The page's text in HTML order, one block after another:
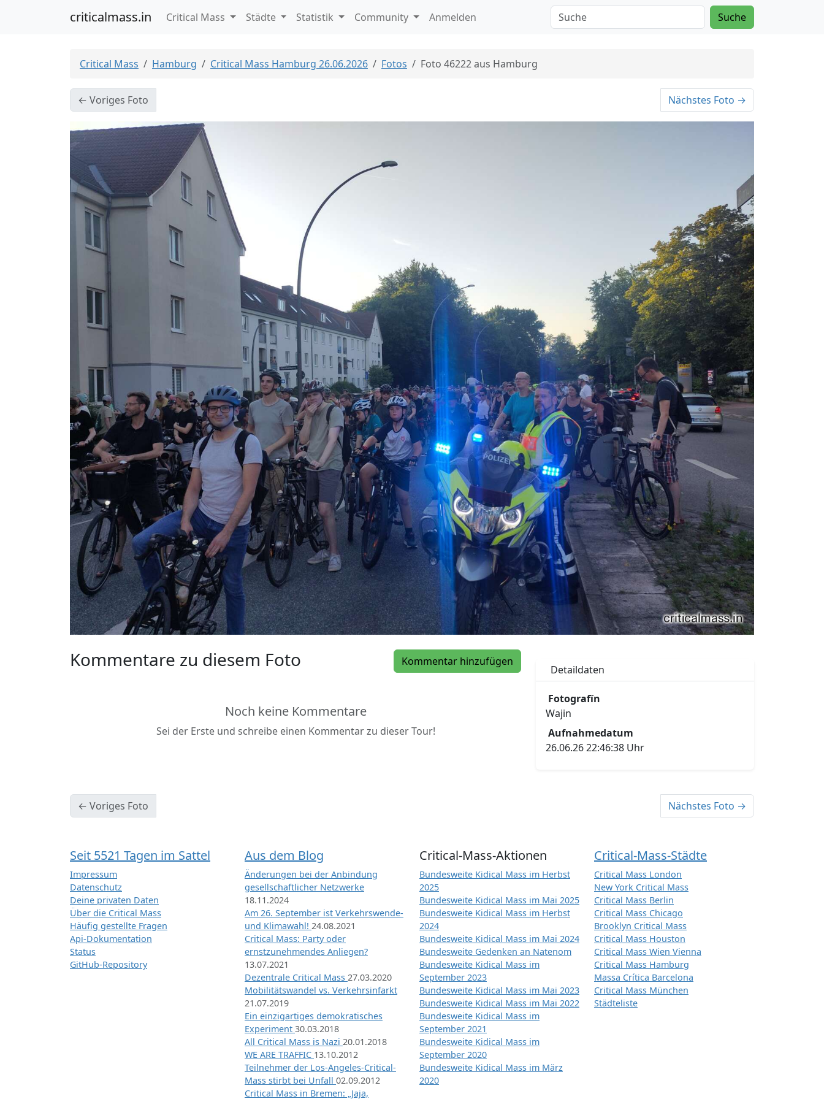
criticalmass.in Critical Mass Städte Statistik Community Anmelden Suche
Critical Mass Hamburg Critical Mass Hamburg 26.06.2026 Fotos Foto 46222 aus Hamburg
← Voriges Foto Nächstes Foto →
Kommentar hinzufügen
Kommentare zu diesem Foto
Noch keine Kommentare
Sei der Erste und schreibe einen Kommentar zu dieser Tour!
Detaildaten
Fotografïn
Wajin
Aufnahmedatum
26.06.26 22:46:38 Uhr
← Voriges Foto Nächstes Foto →
Seit 5521 Tagen im Sattel
Impressum
Datenschutz
Deine privaten Daten
Über die Critical Mass
Häufig gestellte Fragen
Api-Dokumentation
Status
GitHub-Repository
Aus dem Blog
Änderungen bei der Anbindung
gesellschaftlicher Netzwerke
18.11.2024
Am 26. September ist Verkehrswende-
und Klimawahl! 24.08.2021
Critical Mass: Party oder
ernstzunehmendes Anliegen?
13.07.2021
Dezentrale Critical Mass 27.03.2020
Mobilitätswandel vs. Verkehrsinfarkt
21.07.2019
Ein einzigartiges demokratisches
Experiment 30.03.2018
All Critical Mass is Nazi 20.01.2018
WE ARE TRAFFIC 13.10.2012
Teilnehmer der Los-Angeles-Critical-
Mass stirbt bei Unfall 02.09.2012
Critical Mass in Bremen: „Jaja,
Critical-Mass-Aktionen
Bundesweite Kidical Mass im Herbst
2025
Bundesweite Kidical Mass im Mai 2025
Bundesweite Kidical Mass im Herbst
2024
Bundesweite Kidical Mass im Mai 2024
Bundesweite Gedenken an Natenom
Bundesweite Kidical Mass im
September 2023
Bundesweite Kidical Mass im Mai 2023
Bundesweite Kidical Mass im Mai 2022
Bundesweite Kidical Mass im
September 2021
Bundesweite Kidical Mass im
September 2020
Bundesweite Kidical Mass im März
2020
Critical-Mass-Städte
Critical Mass London
New York Critical Mass
Critical Mass Berlin
Critical Mass Chicago
Brooklyn Critical Mass
Critical Mass Houston
Critical Mass Wien Vienna
Critical Mass Hamburg
Massa Crítica Barcelona
Critical Mass München
Städteliste